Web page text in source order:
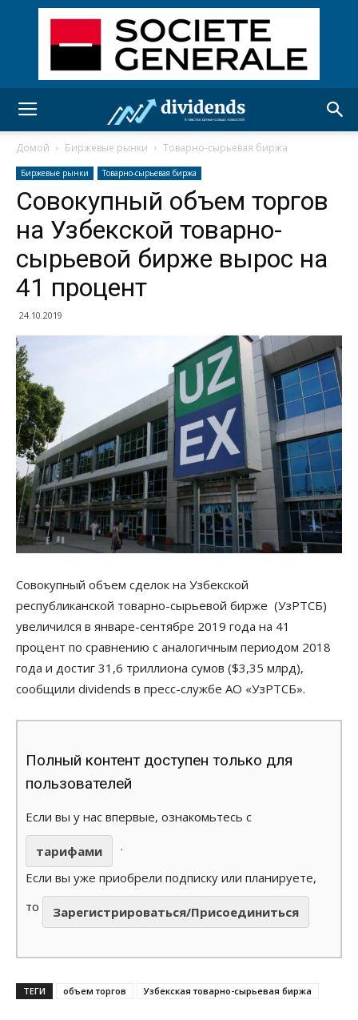
Домой Биржевые рынки Товарно-сырьевая биржа
Биржевые рынки Товарно-сырьевая биржа
Совокупный объем торгов
на Узбекской товарно-
сырьевой бирже вырос на
41 процент
24.10.2019
Совокупный объем сделок на Узбекской
республиканской товарно-сырьевой бирже (УзРТСБ)
увеличился в январе-сентябре 2019 года на 41
процент по сравнению с аналогичным периодом 2018
года и достиг 31,6 триллиона сумов ($3,35 млрд),
сообщили dividends в пресс-службе АО «УзРТСБ».
Полный контент доступен только для
пользователей
Если вы у нас впервые, ознакомьтесь с
тарифами
.
Если вы уже приобрели подписку или планируете,
то
Зарегистрироваться/Присоединиться
ТЕГИ объем торгов Узбекская товарно-сырьевая биржа